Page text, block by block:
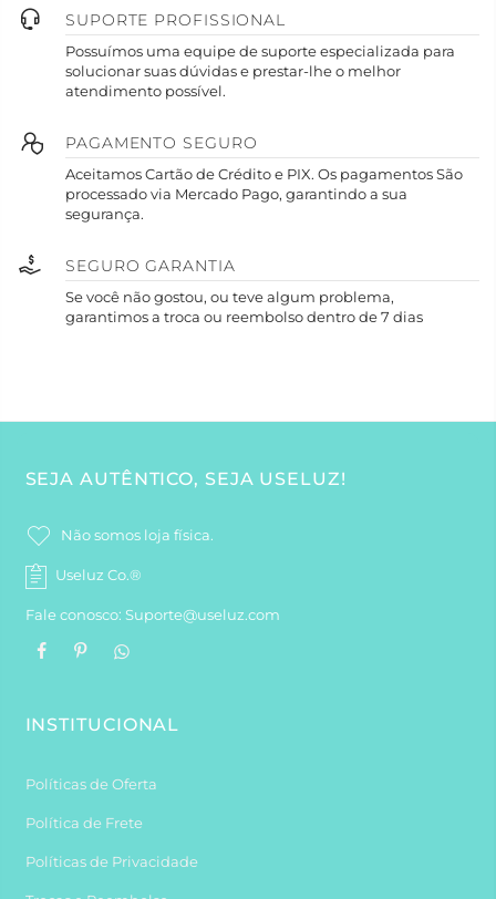
SUPORTE PROFISSIONAL
Possuímos uma equipe de suporte especializada para
solucionar suas dúvidas e prestar-lhe o melhor
atendimento possível.
PAGAMENTO SEGURO
Aceitamos Cartão de Crédito e PIX. Os pagamentos São
processado via Mercado Pago, garantindo a sua
segurança.
SEGURO GARANTIA
Se você não gostou, ou teve algum problema,
garantimos a troca ou reembolso dentro de 7 dias
SEJA AUTÊNTICO, SEJA USELUZ!
Não somos loja física.
Useluz Co.®
Fale conosco: Suporte@useluz.com
INSTITUCIONAL
Políticas de Oferta
Política de Frete
Políticas de Privacidade